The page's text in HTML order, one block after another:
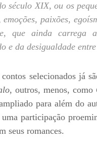
século XIX, ou os
paixões,
que ainda carrega
e da desigualdade
selecionados já
, outros, menos, como
para além do
uma participação
seus romances.